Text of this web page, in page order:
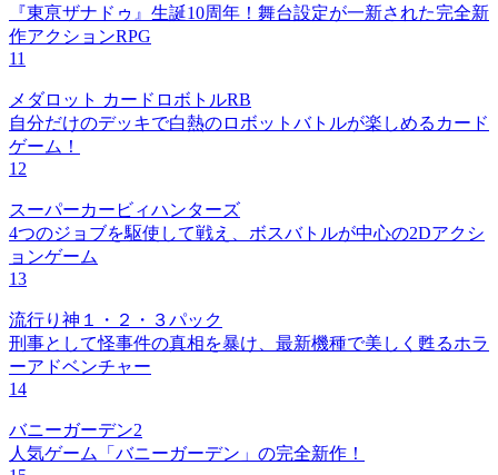
『東亰ザナドゥ』生誕10周年！舞台設定が一新された完全新
作アクションRPG
11
メダロット カードロボトルRB
自分だけのデッキで白熱のロボットバトルが楽しめるカード
ゲーム！
12
スーパーカービィハンターズ
4つのジョブを駆使して戦え、ボスバトルが中心の2Dアクシ
ョンゲーム
13
流行り神１・２・３パック
刑事として怪事件の真相を暴け、最新機種で美しく甦るホラ
ーアドベンチャー
14
バニーガーデン2
人気ゲーム「バニーガーデン」の完全新作！